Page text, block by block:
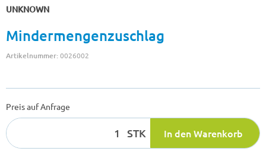
UNKNOWN
Mindermengenzuschlag
Artikelnummer:0026002
Preis auf Anfrage
STK In den Warenkorb